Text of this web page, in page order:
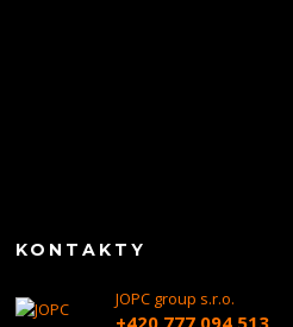
KONTAKTY
JOPC group s.r.o.